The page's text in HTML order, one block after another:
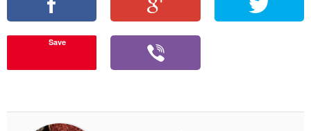
Save